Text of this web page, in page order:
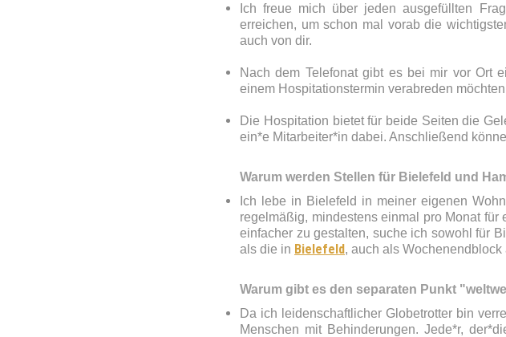
Ich freue mich über jeden ausgefüllten
erreichen, um schon mal vorab die
auch von dir.
Nach dem Telefonat gibt es bei mir vor Ort
einem Hospitationstermin verabreden
Die Hospitation bietet für beide Seiten die
ein*e Mitarbeiter*in dabei. Anschließend
Warum werden Stellen für Bielefeld und
Ich lebe in Bielefeld in meiner eigenen
regelmäßig, mindestens einmal pro Monat
einfacher zu gestalten, suche ich sowohl für
als die in Bielefeld, auch als Wochenendblock
Warum gibt es den separaten Punkt
Da ich leidenschaftlicher Globetrotter bin
Menschen mit Behinderungen. Jede*r,